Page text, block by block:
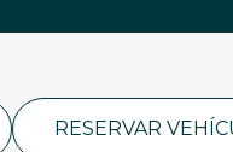
RESERVAR